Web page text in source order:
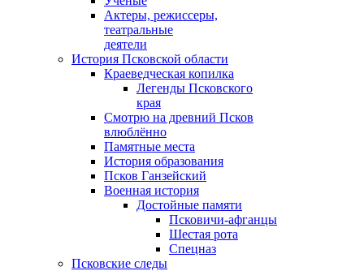
Актеры, режиссеры,
театральные
деятели
История Псковской области
Краеведческая копилка
Легенды Псковского
края
Смотрю на древний Псков
влюблённо
Памятные места
История образования
Псков Ганзейский
Военная история
Достойные памяти
Псковичи-афганцы
Шестая рота
Спецназ
Псковские следы